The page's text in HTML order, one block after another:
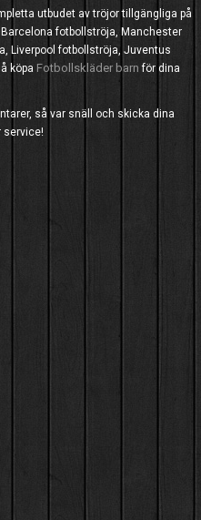
utbudet av tröjor tillgängliga på
fotbollströja, Manchester
Liverpool fotbollströja, Juventus
köpa Fotbollskläder barn för dina
så var snäll och skicka dina
service!